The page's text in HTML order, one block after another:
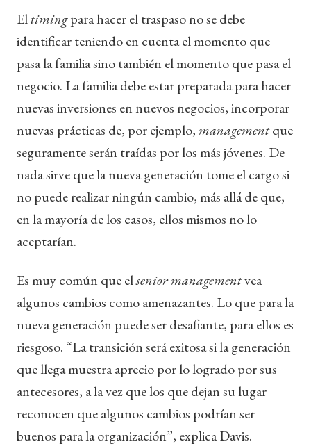
Eltimingpara hacer el traspaso no se debe
identificar teniendo en cuenta el momento que
pasa la familia sino también el momento que pasa el
negocio. La familia debe estar preparada para hacer
nuevas inversiones en nuevos negocios, incorporar
nuevas prácticas de, por ejemplo, managementque
seguramente serán traídas por los más jóvenes. De
nada sirve que la nueva generación tome el cargo si
no puede realizar ningún cambio, más allá de que,
en la mayoría de los casos, ellos mismos no lo
aceptarían.
Es muy común que elsenior managementvea
algunos cambios como amenazantes. Lo que para la
nueva generación puede ser desafiante, para ellos es
riesgoso. “La transición será exitosa si la generación
que llega muestra aprecio por lo logrado por sus
antecesores, a la vez que los que dejan su lugar
reconocen que algunos cambios podrían ser
buenos para la organización”, explica Davis.